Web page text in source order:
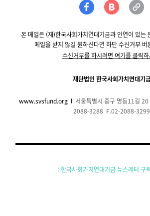
본 메일은 (재)한국사회가치연대기금과 인연이 있는
메일을 받지 않길 원하신다면 하단 수신거부 버
수신거부를 하시려면 여기를 클릭
재단법인 한국사회가치연대기
www.svsfund.org l 서울특별시 중구 명동11길
2088-3288 F.02-2088-3299
: 한국사회가치연대기금 뉴스레터 구